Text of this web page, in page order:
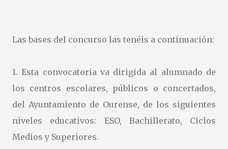
Las bases del concurso las tenéis a continuación:
1. Esta convocatoria va dirigida al alumnado de
los centros escolares, públicos o concertados,
del Ayuntamiento de Ourense, de los siguientes
niveles educativos: ESO, Bachillerato, Ciclos
Medios y Superiores.